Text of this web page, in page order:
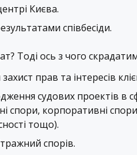
Києва.
співбесіди.
Тоді ось з чого
прав та інтересів
судових проектів в
спори, корпоративні
тощо).
спорів.